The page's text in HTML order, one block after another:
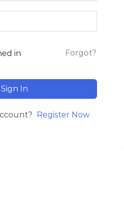
in Forgot?
Sign In
Register Now